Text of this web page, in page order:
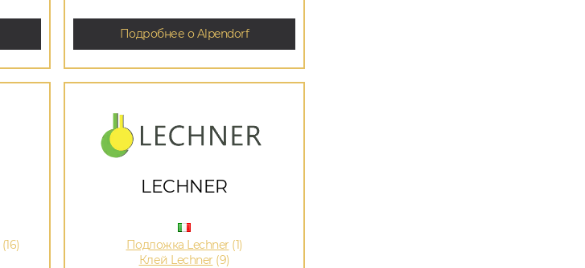
Подробнее о Alpendorf
(16)
LECHNER
Подложка Lechner (1)
Клей Lechner (9)